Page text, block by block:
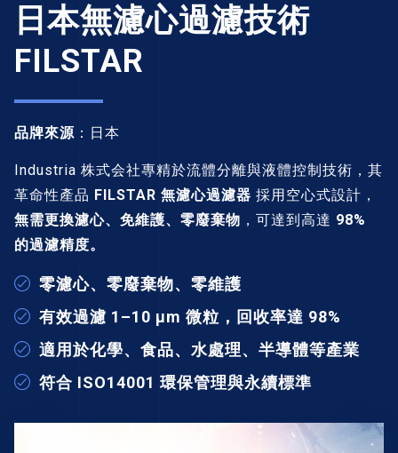
日本無濾心過濾技術
FILSTAR
品牌來源 ：日本
Industria 株式会社專精於流體分離與液體控制技術，其
革命性產品 FILSTAR 無濾心過濾器 採用空心式設計，
無需更換濾心、免維護、零廢棄物 ，可達到高達 98%
的過濾精度。
零濾心、零廢棄物、零維護
有效過濾 1–10 μm 微粒，回收率達 98%
適用於化學、食品、水處理、半導體等產業
符合 ISO14001 環保管理與永續標準